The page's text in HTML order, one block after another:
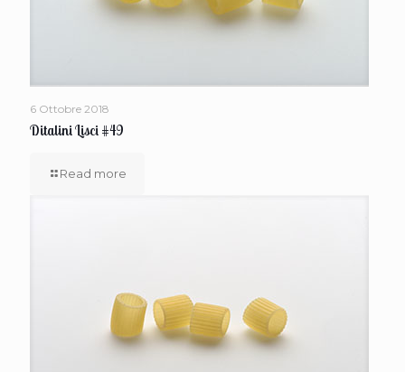
6 Ottobre 2018
Ditalini Lisci #49
Read more